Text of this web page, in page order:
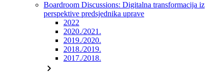
Boardroom Discussions: Digitalna transformacija iz
perspektive predsjednika uprave
2022
2020./2021.
2019./2020.
2018./2019.
2017./2018.
chevron_right